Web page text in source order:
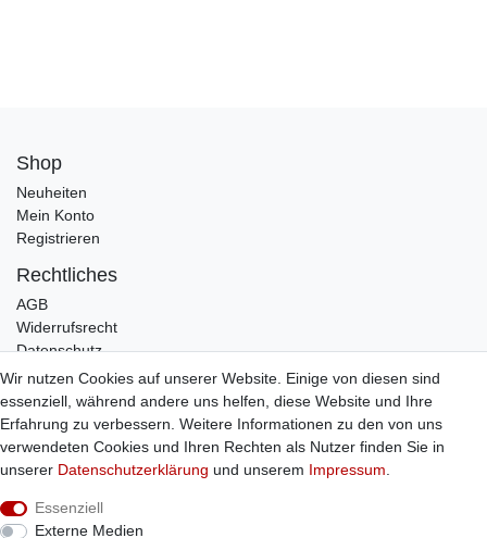
Shop
Neuheiten
Mein Konto
Registrieren
Rechtliches
AGB
Widerrufsrecht
Datenschutz
Impressum
Infos
Zahlung / Versand
Individuelle Anfertigung
Wir nutzen Cookies auf unserer Website. Einige von diesen sind
essenziell, während andere uns helfen, diese Website und Ihre
Erfahrung zu verbessern. Weitere Informationen zu den von uns
verwendeten Cookies und Ihren Rechten als Nutzer finden Sie in
unserer Daten­schutz­erklärung und unserem Impressum
Essenziell
Externe Medien